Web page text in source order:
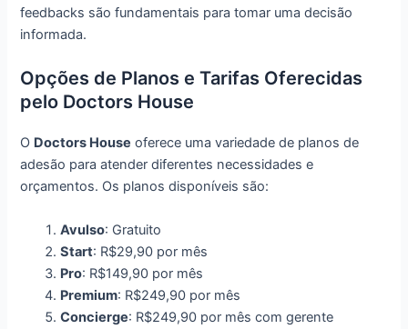
feedbacks são fundamentais para tomar uma decisão
informada.
Opções de Planos e Tarifas Oferecidas
pelo Doctors House
O Doctors House oferece uma variedade de planos de
adesão para atender diferentes necessidades e
orçamentos. Os planos disponíveis são:
Avulso: Gratuito
Start: R$29,90 por mês
Pro: R$149,90 por mês
Premium: R$249,90 por mês
Concierge: R$249,90 por mês com gerente